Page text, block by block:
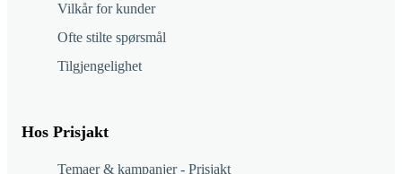
Vilkår for kunder
Ofte stilte spørsmål
Tilgjengelighet
Hos Prisjakt
Temaer & kampanjer - Prisjakt